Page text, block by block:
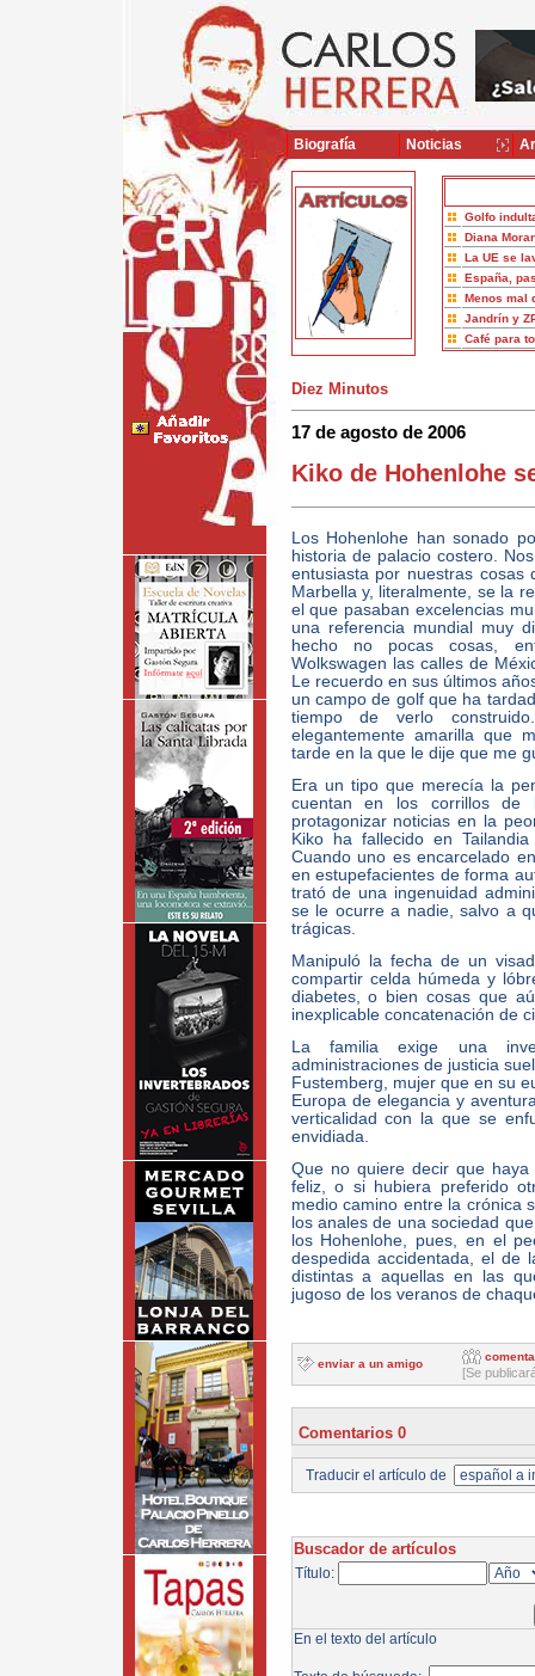
Golfo
Diana
La UE se
España,
Menos mal
Jandrín y
Café para
Diez Minutos
17 de agosto de 2006
Kiko de Hohenlohe
Los Hohenlohe han sonado
historia de palacio costero.
entusiasta por nuestras cosas
Marbella y, literalmente, se la
el que pasaban excelencias
una referencia mundial muy
hecho no pocas cosas,
Wolkswagen las calles de
Le recuerdo en sus últimos
un campo de golf que ha
tiempo de verlo
elegantemente amarilla que
tarde en la que le dije que me
Era un tipo que merecía la
cuentan en los corrillos
protagonizar noticias en la
Kiko ha fallecido en
Cuando uno es encarcelado
en estupefacientes de forma
trató de una ingenuidad
se le ocurre a nadie, salvo a
trágicas.
Manipuló la fecha de un
compartir celda húmeda y
diabetes, o bien cosas que
inexplicable concatenación de
La familia exige una
administraciones de justicia
Fustemberg, mujer que en su
Europa de elegancia y
verticalidad con la que se
envidiada.
Que no quiere decir que
feliz, o si hubiera preferido
medio camino entre la crónica
los anales de una sociedad
los Hohenlohe, pues, en el
despedida accidentada, el de
distintas a aquellas en las
jugoso de los veranos de
enviar a un amigo
[Se
Comentarios 0
Traducir el artículo de
Buscador de artículos
Título:
En el texto del artículo
Biografía Noticias